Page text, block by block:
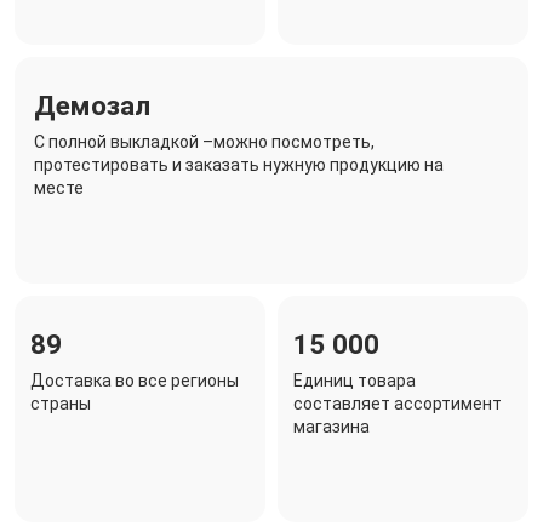
Демозал
C полной выкладкой –можно посмотреть,
протестировать и заказать нужную продукцию на
месте
89
Доставка во все регионы
страны
15 000
Единиц товара
составляет ассортимент
магазина